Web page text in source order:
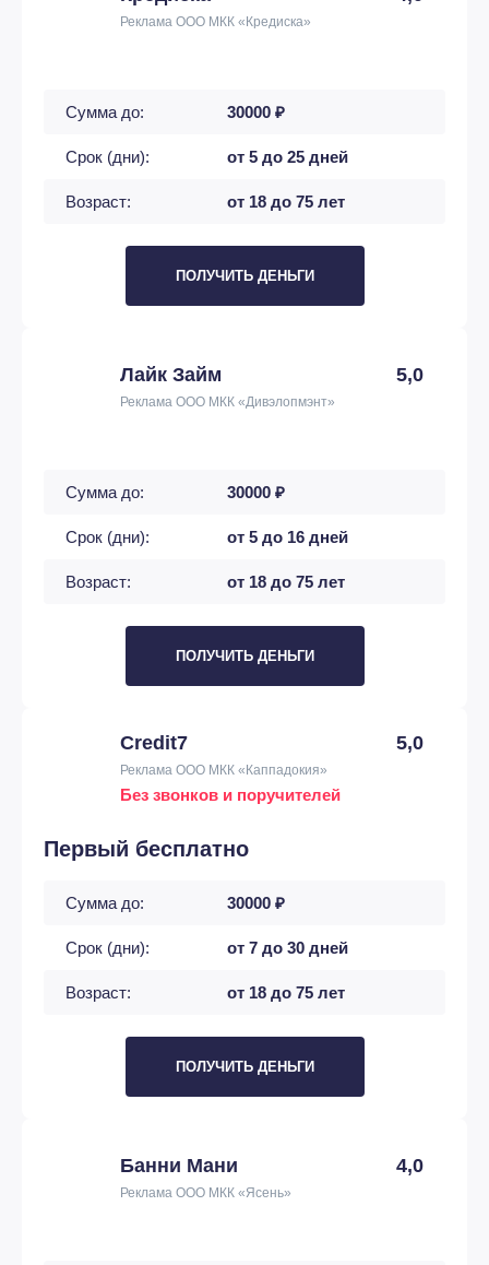
Реклама ООО МКК «Кредиска»
Сумма до: 30000 ₽
Срок (дни): от 5 до 25 дней
Возраст: от 18 до 75 лет
ПОЛУЧИТЬ ДЕНЬГИ
Лайк Займ 5,0
Реклама ООО МКК «Дивэлопмэнт»
Сумма до: 30000 ₽
Срок (дни): от 5 до 16 дней
Возраст: от 18 до 75 лет
ПОЛУЧИТЬ ДЕНЬГИ
Credit7 5,0
Реклама ООО МКК «Каппадокия»
Без звонков и поручителей
Первый бесплатно
Сумма до: 30000 ₽
Срок (дни): от 7 до 30 дней
Возраст: от 18 до 75 лет
ПОЛУЧИТЬ ДЕНЬГИ
Банни Мани 4,0
Реклама ООО МКК «Ясень»